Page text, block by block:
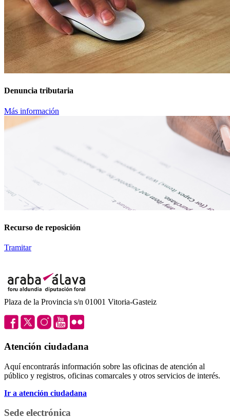
Denuncia tributaria
Más información
Recurso de reposición
Tramitar
Plaza de la Provincia s/n 01001 Vitoria-Gasteiz
Atención ciudadana
Aquí encontrarás información sobre las oficinas de atención al
público y registros, oficinas comarcales y otros servicios de interés.
Ir a atención ciudadana
Sede electrónica